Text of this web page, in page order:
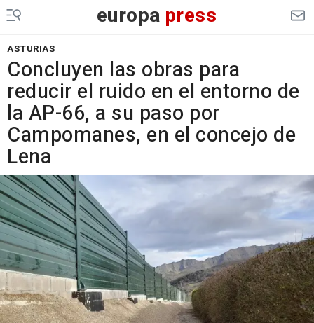
europa press
ASTURIAS
Concluyen las obras para
reducir el ruido en el entorno de
la AP-66, a su paso por
Campomanes, en el concejo de
Lena